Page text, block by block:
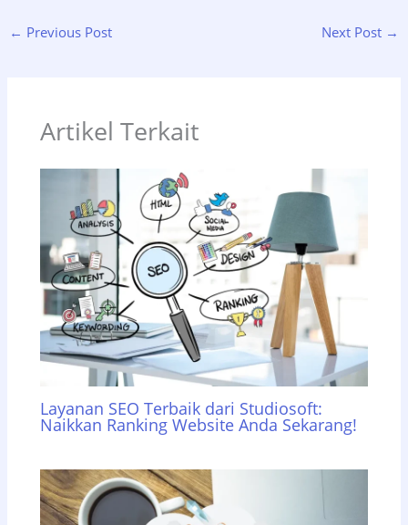
← Previous Post Next Post →
Artikel Terkait
Layanan SEO Terbaik dari Studiosoft:
Naikkan Ranking Website Anda Sekarang!